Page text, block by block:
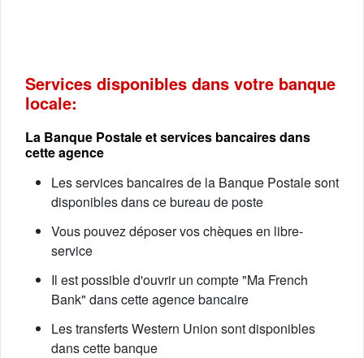
Services disponibles dans votre banque
locale:
La Banque Postale et services bancaires dans
cette agence
Les services bancaires de la Banque Postale sont
disponibles dans ce bureau de poste
Vous pouvez déposer vos chèques en libre-
service
Il est possible d'ouvrir un compte "Ma French
Bank" dans cette agence bancaire
Les transferts Western Union sont disponibles
dans cette banque